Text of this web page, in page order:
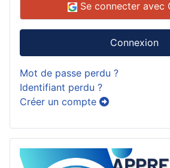
Se connecter avec
Connexion
Mot de passe perdu ?
Identifiant perdu ?
Créer un compte